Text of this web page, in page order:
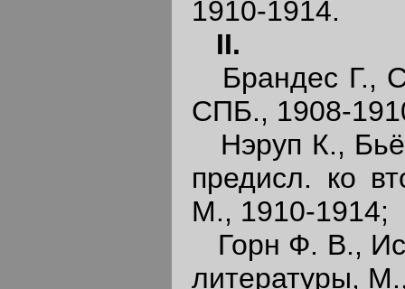
1910-1914.
II.
Брандес Г.,
СПБ., 1908-
Нэруп К.,
предисл. ко
М., 1910-1914;
Горн Ф. В.,
литературы,